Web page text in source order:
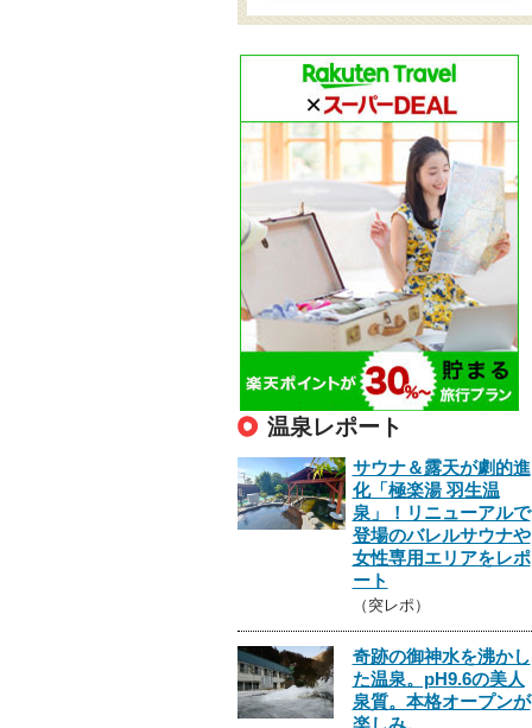
温泉レポート
サウナ＆露天が劇的進
化「極楽湯 羽生温
泉」！リニューアルで
登場のバレルサウナや
女性専用エリアをレポ
ート
（突レポ）
奇跡の御神水を沸かし
た温泉。pH9.6の美人
泉質。本格オープンが